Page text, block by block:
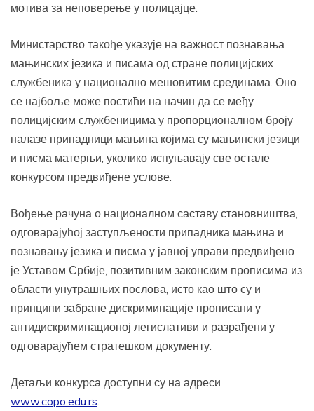
мотива за неповерење у полицајце.
Министарство такође указује на важност познавања
мањинских језика и писама од стране полицијских
службеника у национално мешовитим срединама. Оно
се најбоље може постићи на начин да се међу
полицијским службеницима у пропорционалном броју
налазе припадници мањина којима су мањински језици
и писма матерњи, уколико испуњавају све остале
конкурсом предвиђене услове.
Вођење рачуна о националном саставу становништва,
одговарајућој заступљености припадника мањина и
познавању језика и писма у јавној управи предвиђено
је Уставом Србије, позитивним законским прописима из
области унутрашњих послова, исто као што су и
принципи забране дискриминације прописани у
антидискриминационој легислативи и разрађени у
одговарајућем стратешком документу.
Детаљи конкурса доступни су на адреси
www.copo.edu.rs.